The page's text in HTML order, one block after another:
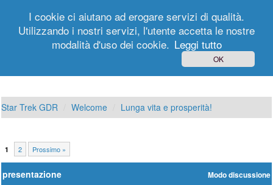
Registrati
Star Trek GDR Welcome Lunga vita e prosperità!
1 2 Prossimo »
Modo discussione
presentazione
I cookie ci aiutano ad erogare servizi di qualità.
Utilizzando i nostri servizi, l'utente accetta le nostre
modalità d'uso dei cookie. Leggi tutto
OK